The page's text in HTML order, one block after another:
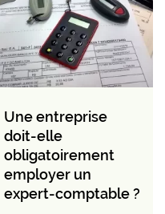
Une entreprise
doit-elle
obligatoirement
employer un
expert-comptable ?